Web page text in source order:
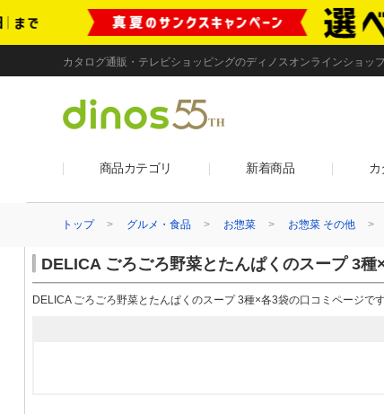
カタログ通販・テレビショッピングのディノスオンラインショッ
商品カテゴリ 新着商品 カ
トップ グルメ・食品 お惣菜 お惣菜 その他
DELICA ごろごろ野菜とたんぱくのスープ 3種
DELICA ごろごろ野菜とたんぱくのスープ 3種×各3袋の口コミページです